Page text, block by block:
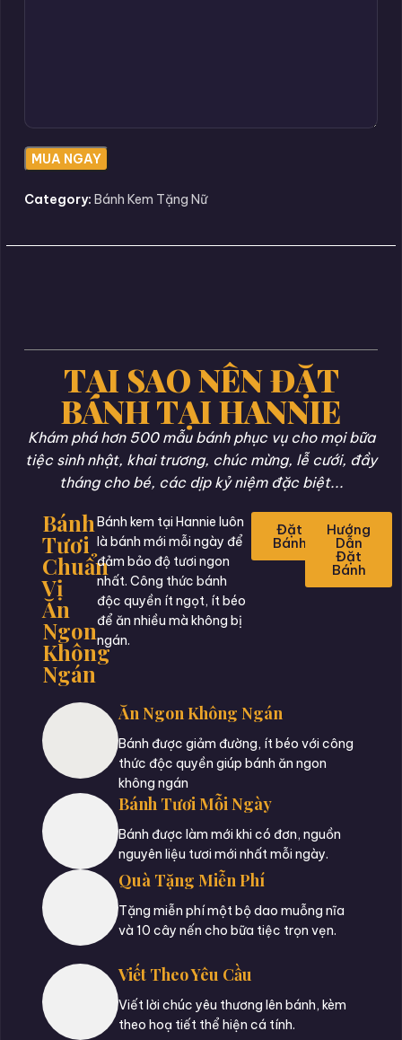
Category: Bánh Kem Tặng Nữ
TẠI SAO NÊN ĐẶT
BÁNH TẠI HANNIE
Khám phá hơn 500 mẫu bánh phục vụ cho mọi bữa
tiệc sinh nhật, khai trương, chúc mừng, lễ cưới, đầy
tháng cho bé, các dịp kỷ niệm đặc biệt...
Bánh
Tươi
Chuẩn
Vị
Ăn
Ngon
Không
Ngán
Bánh kem tại Hannie luôn
là bánh mới mỗi ngày để
đảm bảo độ tươi ngon
nhất. Công thức bánh
độc quyền ít ngọt, ít béo
để ăn nhiều mà không bị
ngán.
Đặt
Bánh
Hướng
Dẫn
Đặt
Bánh
Ăn Ngon Không Ngán
Bánh được giảm đường, ít béo với công
thức độc quyền giúp bánh ăn ngon
không ngán
Bánh Tươi Mỗi Ngày
Bánh được làm mới khi có đơn, nguồn
nguyên liệu tươi mới nhất mỗi ngày.
Quà Tặng Miễn Phí
Tặng miễn phí một bộ dao muỗng nĩa
và 10 cây nến cho bữa tiệc trọn vẹn.
Viết Theo Yêu Cầu
Viết lời chúc yêu thương lên bánh, kèm
theo hoạ tiết thể hiện cá tính.